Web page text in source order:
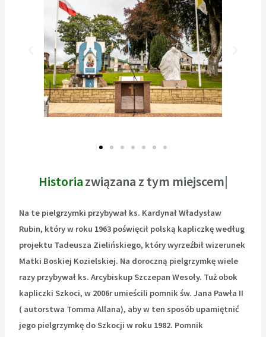
Historiazwiązana z tym
Na te pielgrzymki przybywał ks. Kardynał Władysław
Rubin, który w roku 1963 poświęcił polską kapliczkę według
projektu Tadeusza Zielińskiego, który wyrzeźbił wizerunek
Matki Boskiej Kozielskiej. Na doroczną pielgrzymkę wiele
razy przybywał ks. Arcybiskup Szczepan Wesoły. Tuż obok
kapliczki Szkoci, w 2006r umieścili pomnik św. Jana Pawła II
( autorstwa Tomma Allana), aby w ten sposób upamiętnić
jego pielgrzymkę do Szkocji w roku 1982. Pomnik